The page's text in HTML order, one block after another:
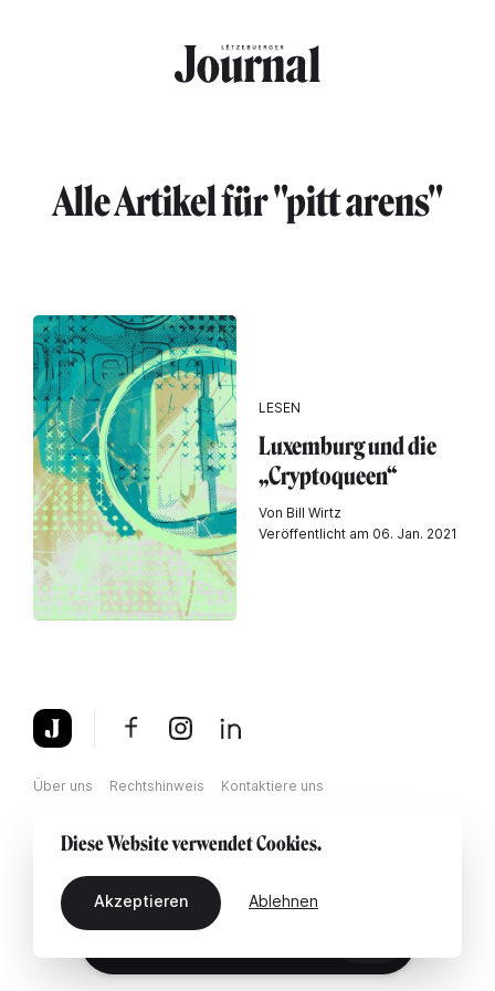
Alle Artikel für "pitt arens"
LESEN
Luxemburg und die
„Cryptoqueen“
Von Bill Wirtz
Veröffentlicht am 06. Jan. 2021
Über uns Rechtshinweis Kontaktiere uns
Diese Website verwendet Cookies.
Akzeptieren Ablehnen